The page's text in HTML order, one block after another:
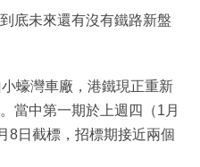
底未來還有沒有鐵路新盤
蠔灣車廠，港鐵現正重新
當中第一期於上週四（1月
8日截標，招標期接近兩個